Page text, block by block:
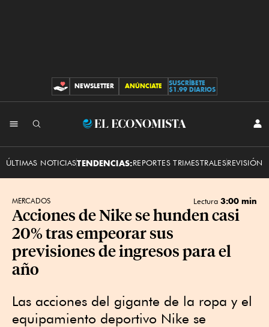
CONTRIBUCIONES
NEWSLETTER ANÚNCIATE
SUSCRÍBETE
$1.99 DIARIOS
El
ÚLTIMAS NOTICIASTENDENCIAS:REPORTES TRIMESTRALESREVISIÓN
MERCADOS Lectura 3:00 min
Acciones de Nike se hunden casi
20% tras empeorar sus
previsiones de ingresos para el
año
Las acciones del gigante de la ropa y el
equipamiento deportivo Nike se